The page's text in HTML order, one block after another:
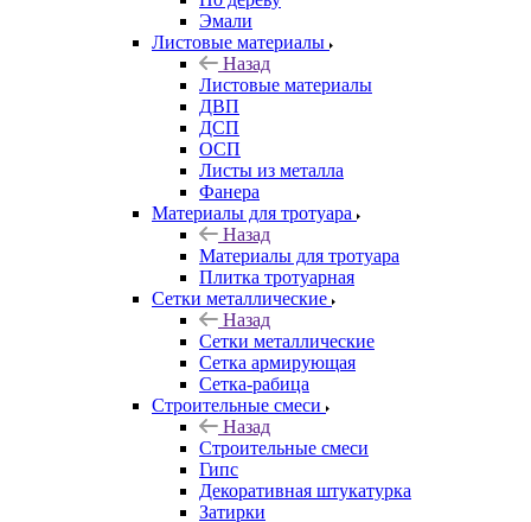
Эмали
Листовые материалы
Назад
Листовые материалы
ДВП
ДСП
ОСП
Листы из металла
Фанера
Материалы для тротуара
Назад
Материалы для тротуара
Плитка тротуарная
Сетки металлические
Назад
Сетки металлические
Сетка армирующая
Сетка-рабица
Строительные смеси
Назад
Строительные смеси
Гипс
Декоративная штукатурка
Затирки